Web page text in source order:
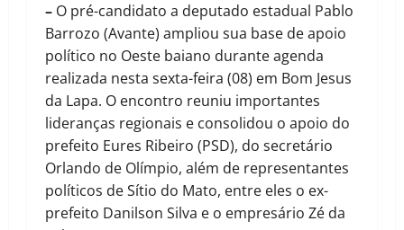
– O pré-candidato a deputado estadual Pablo
Barrozo (Avante) ampliou sua base de apoio
político no Oeste baiano durante agenda
realizada nesta sexta-feira (08) em Bom Jesus
da Lapa. O encontro reuniu importantes
lideranças regionais e consolidou o apoio do
prefeito Eures Ribeiro (PSD), do secretário
Orlando de Olímpio, além de representantes
políticos de Sítio do Mato, entre eles o ex-
prefeito Danilson Silva e o empresário Zé da